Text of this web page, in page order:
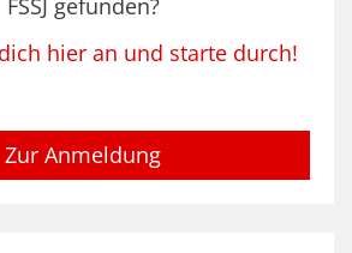
hier an und starte durch!
Zur Anmeldung